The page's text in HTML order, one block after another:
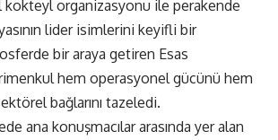
kokteyl organizasyonu ile perakende
lider isimlerini keyifli bir
bir araya getiren Esas
hem operasyonel gücünü hem
bağlarını tazeledi.
ana konuşmacılar arasında yer alan